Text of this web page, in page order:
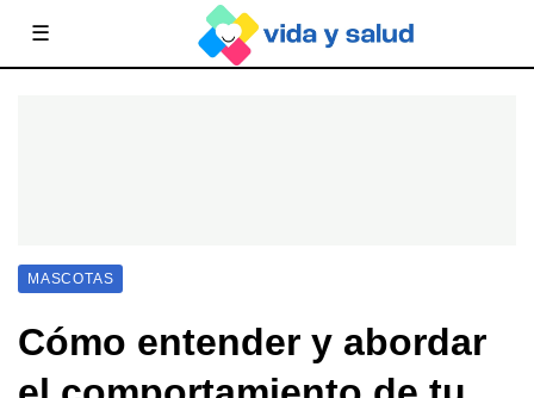
☰
MASCOTAS
Cómo entender y abordar